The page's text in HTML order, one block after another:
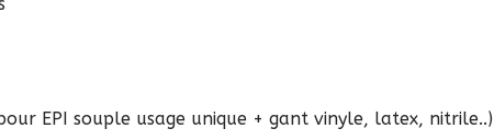
EPI souple usage unique + gant vinyle, latex, nitrile..)